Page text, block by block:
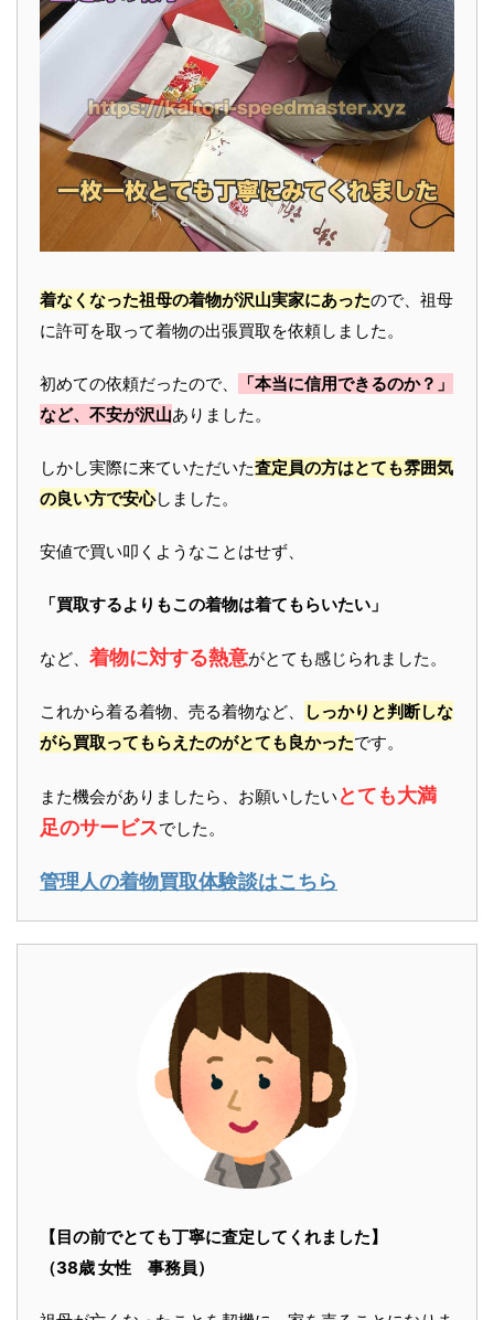
着なくなった祖母の着物が沢山実家にあったので、祖母
に許可を取って着物の出張買取を依頼しました。
初めての依頼だったので、
「本当に信用できるのか？」
など、不安が沢山ありました。
しかし実際に来ていただいた査定員の方はとても雰囲気
の良い方で安心しました。
安値で買い叩くようなことはせず、
「買取するよりもこの着物は着てもらいたい」
など、 着物に対する熱意がとても感じられました。
これから着る着物、売る着物など、
しっかりと判断しな
がら買取ってもらえたのがとても良かったです。
また機会がありましたら、お願いしたい とても大満
足のサービスでした。
管理人の着物買取体験談はこちら
【目の前でとても丁寧に査定してくれました】
（38歳 女性 事務員）